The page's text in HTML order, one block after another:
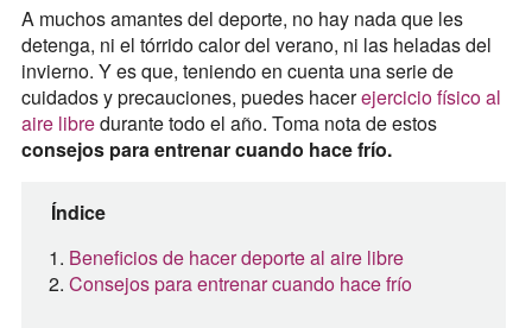
A muchos amantes del deporte, no hay nada que les
detenga, ni el tórrido calor del verano, ni las heladas del
invierno. Y es que, teniendo en cuenta una serie de
cuidados y precauciones, puedes hacerejercicio físico al
aire libredurante todo el año. Toma nota de estos
consejos para entrenar cuando hace frío.
Índice
Beneficios de hacer deporte al aire libre
Consejos para entrenar cuando hace frío